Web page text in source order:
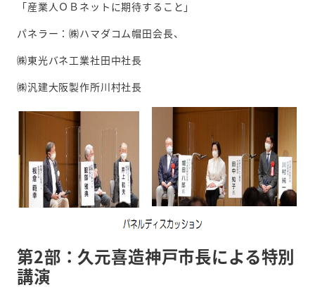
「産業人ＯＢネットに期待すること」
パネラー：㈱ハマダコム帽田会長、
㈱東光バネ工業社田中社長
㈱汎建大阪製作所川村社長
第2部：久元喜造神戸市長による特別
講演